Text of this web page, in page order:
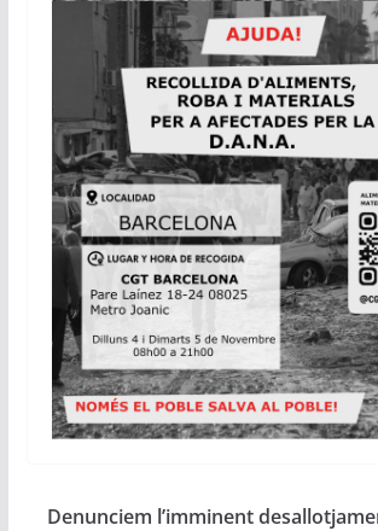
Denunciem l’imminent